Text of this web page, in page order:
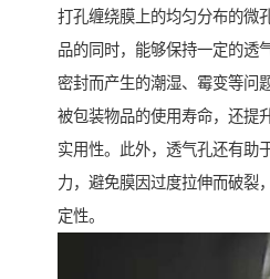
打孔缠绕膜上的均匀分布的微
品的同时，能够保持一定的透
密封而产生的潮湿、霉变等问
被包装物品的使用寿命，还提
实用性。此外，透气孔还有助
力，避免膜因过度拉伸而破裂
定性。